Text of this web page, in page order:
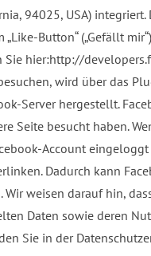
94025, USA)
Button“ („Gefällt
Sie hier:http://
wird über das
Server hergestellt.
Seite besucht haben.
Account
Dadurch kann
weisen darauf hin,
Daten sowie deren
Sie in der